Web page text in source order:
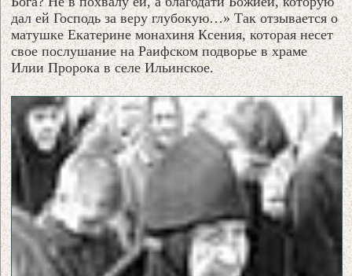
дал ей Господь за веру глубокую…» Так отзывается о
матушке Екатерине монахиня Ксения, которая несет
свое послушание на Раифском подворье в храме
Илии Пророка в селе Ильинское.